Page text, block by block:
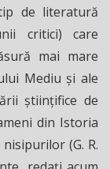
de literatură
critici) care
mai mare
Mediu şi ale
ştiinţifice de
din Istoria
(G. R.